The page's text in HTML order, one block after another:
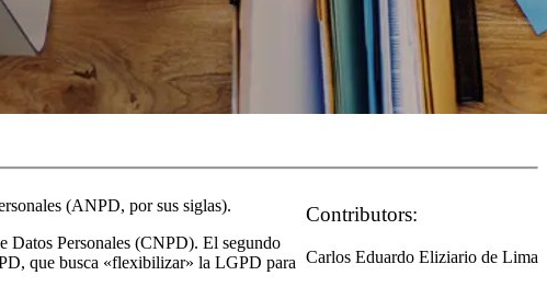
(ANPD, por sus siglas).
Datos Personales (CNPD). El segundo
que busca «flexibilizar» la LGPD para
Contributors:
Carlos Eduardo Eliziario de Lima